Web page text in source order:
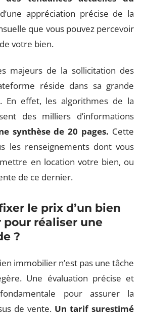
appréciation précise de la
que vous pouvez percevoir
votre bien.
majeurs de la sollicitation des
réside dans sa grande
En effet, les algorithmes de la
des milliers d’informations
synthèse de 20 pages. Cette
les renseignements dont vous
en location votre bien, ou
de ce dernier.
le prix d’un bien
réaliser une
?
immobilier n’est pas une tâche
Une évaluation précise et
pour assurer la
de vente. Un tarif surestimé